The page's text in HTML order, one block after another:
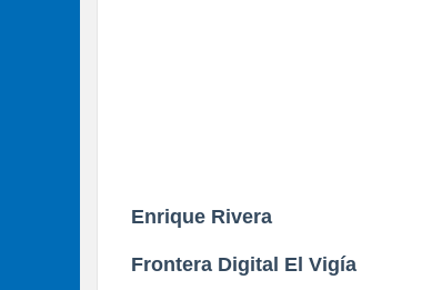
Enrique Rivera
Frontera Digital El Vigía